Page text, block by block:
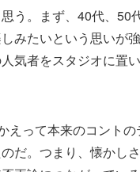
う。まず、40代、
みたいという思いが
気者をスタジオに置
えって本来のコント
だ。つまり、懐かし